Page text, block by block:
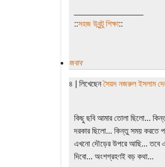
::সহজ উবুন্টু শিক্ষা::
জবাব
৪ | লিখেছেনসৈয়দ নজরুল ইসলাম
কিছু ছবি আমার তোলা ছিলো...
দরকার ছিলো... কিন্তু সময় করতে
এখনো দৌড়ের উপরে আছি... তবে
দিবো... অংশগ্রহণই বড় কথা...